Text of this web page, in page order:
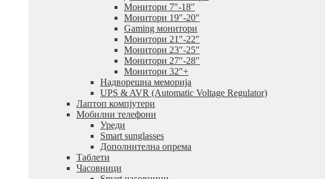
Монитори 7″-18″
Монитори 19″-20″
Gaming монитори
Монитори 21″-22″
Монитори 23″-25″
Монитори 27″-28″
Монитори 32″+
Надворешна меморија
UPS & AVR (Automatic Voltage Regulator)
Лаптоп компјутери
Мобилни телефони
Уреди
Smart sunglasses
Дополнителна опрема
Таблети
Часовници